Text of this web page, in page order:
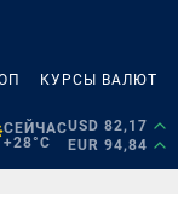
КУРСЫ ВАЛЮТ
СЕЙЧАС
+28°C
USD 82,17
EUR 94,84